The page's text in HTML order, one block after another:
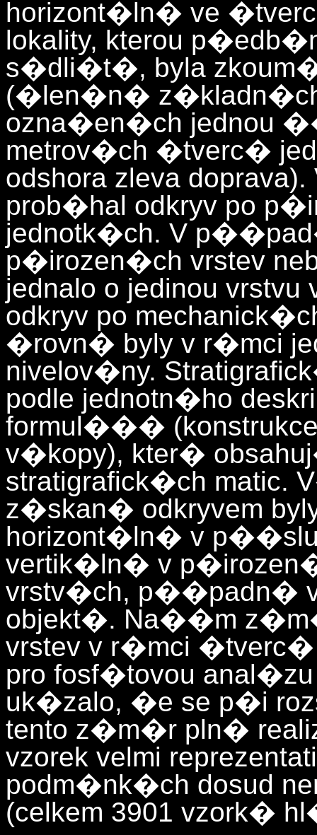
horizont�ln� ve
lokality, kterou
s�dli�t�, byla
(�len�n�
ozna�en�ch jednou
metrov�ch �tverc�
odshora zleva
prob�hal odkryv po
jednotk�ch. V
p�irozen�ch vrstev
jednalo o jedinou
odkryv po
�rovn� byly v r�mci
nivelov�ny.
podle jednotn�ho
formul���
v�kopy), kter�
stratigrafick�ch matic.
z�skan� odkryvem
horizont�ln� v
vertik�ln� v
vrstv�ch, p��padn�
objekt�. Na��m
vrstev v r�mci
pro fosf�tovou
uk�zalo, �e se p�i
tento z�m�r pln�
vzorek velmi
podm�nk�ch dosud
(celkem 3901 vzork�